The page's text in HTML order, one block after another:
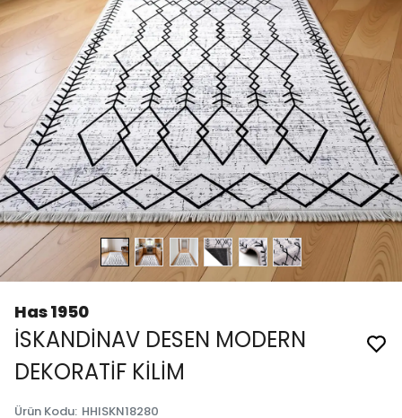
Has 1950
İSKANDİNAV DESEN MODERN
DEKORATİF KİLİM
Ürün Kodu: HHISKN18280